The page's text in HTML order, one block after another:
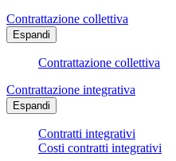
Contrattazione collettiva
Espandi
Contrattazione collettiva
Contrattazione integrativa
Espandi
Contratti integrativi
Costi contratti integrativi